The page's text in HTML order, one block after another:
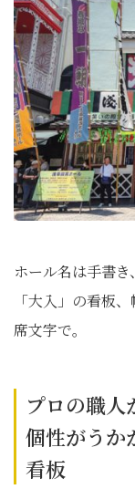
ホール名は手書き
「大入」の看板
席文字で。
プロの職人
個性がうか
看板